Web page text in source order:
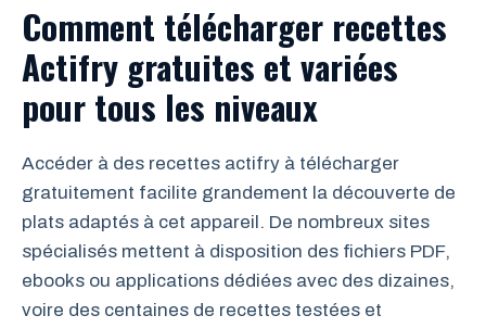
Comment télécharger recettes
Actifry gratuites et variées
pour tous les niveaux
Accéder à des recettes actifry à télécharger
gratuitement facilite grandement la découverte de
plats adaptés à cet appareil. De nombreux sites
spécialisés mettent à disposition des fichiers PDF,
ebooks ou applications dédiées avec des dizaines,
voire des centaines de recettes testées et